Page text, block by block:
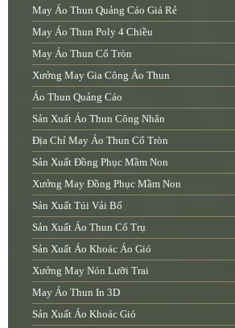
May Áo Thun Quảng Cáo Giá Rẻ
May Áo Thun Poly 4 Chiều
May Áo Thun Cổ Tròn
Xưởng May Gia Công Áo Thun
Áo Thun Quảng Cáo
Sản Xuất Áo Thun Công Nhân
Địa Chỉ May Áo Thun Cổ Tròn
Sản Xuất Đồng Phục Mầm Non
Xưởng May Đồng Phục Mầm Non
Sản Xuất Túi Vải Bố
Sản Xuất Áo Thun Cổ Trụ
Sản Xuất Áo Khoác Áo Gió
Xưởng May Nón Lưỡi Trai
May Áo Thun In 3D
Sản Xuất Áo Khoác Gió